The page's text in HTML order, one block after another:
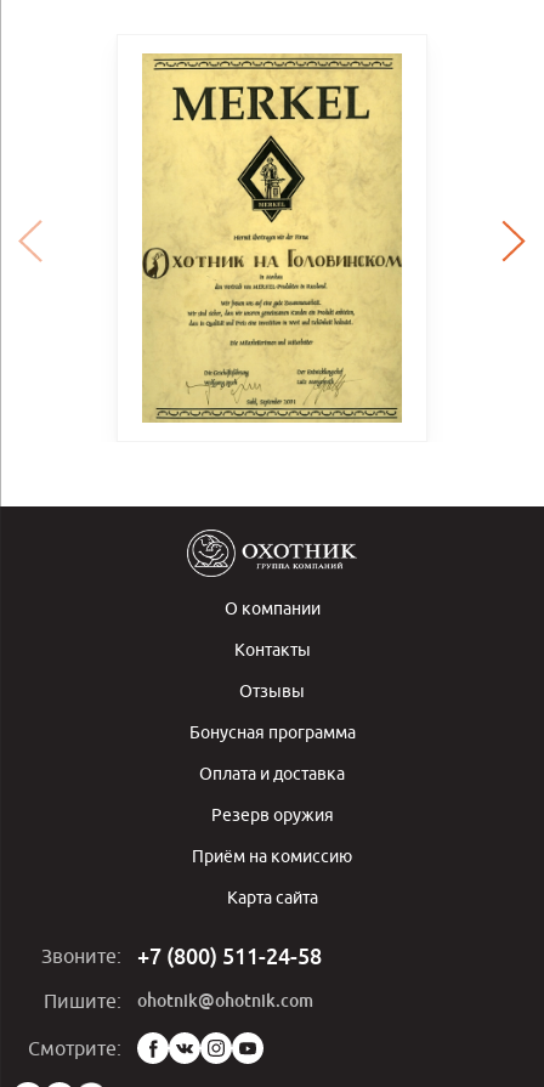
О компании
Контакты
Отзывы
Бонусная программа
Оплата и доставка
Резерв оружия
Приём на комиссию
Карта сайта
Звоните: +7 (800) 511-24-58
Пишите: ohotnik@ohotnik.com
Смотрите:
Мы
в